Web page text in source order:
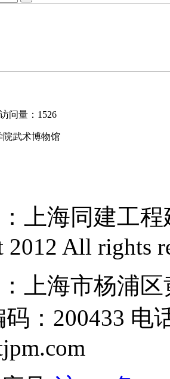
访问量：1526
院武术博物馆
上海同建工
2012 All rights
上海市杨浦
：200433 电